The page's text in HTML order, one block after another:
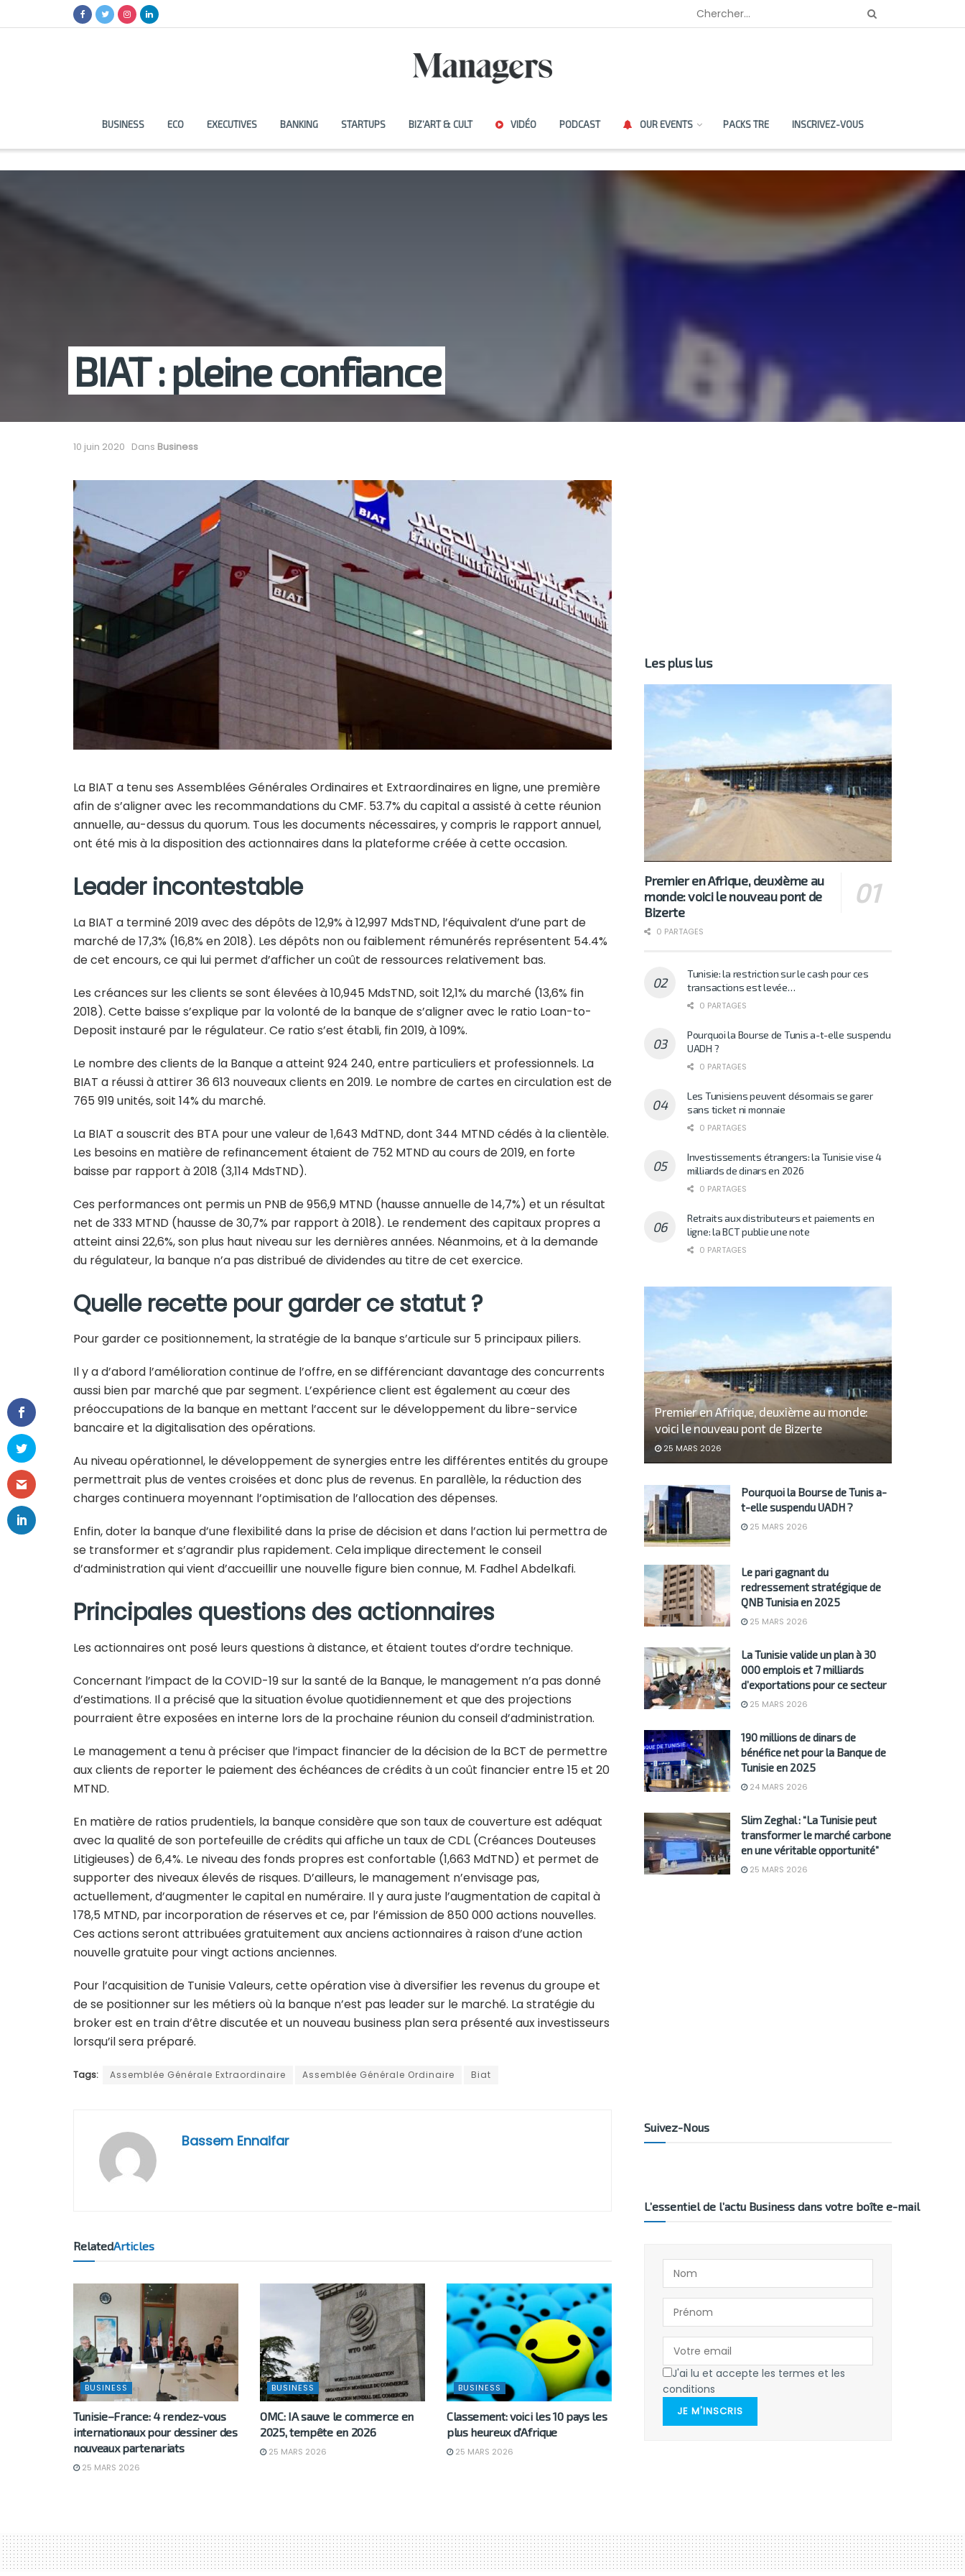
BUSINESS ECO EXECUTIVES BANKING STARTUPS BIZ’ART & CULT VIDÉO PODCAST OUR EVENTS PACKS TRE INSCRIVEZ-VOUS
BIAT : pleine confiance
10 juin 2020 Dans Business
La BIAT a tenu ses Assemblées Générales Ordinaires et Extraordinaires en ligne, une première
afin de s’aligner avec les recommandations du CMF. 53.7% du capital a assisté à cette réunion
annuelle, au-dessus du quorum. Tous les documents nécessaires, y compris le rapport annuel,
ont été mis à la disposition des actionnaires dans la plateforme créée à cette occasion.
Leader incontestable
La BIAT a terminé 2019 avec des dépôts de 12,9% à 12,997 MdsTND, l’équivalent d’une part de
marché de 17,3% (16,8% en 2018). Les dépôts non ou faiblement rémunérés représentent 54.4%
de cet encours, ce qui lui permet d’afficher un coût de ressources relativement bas.
Les créances sur les clients se sont élevées à 10,945 MdsTND, soit 12,1% du marché (13,6% fin
2018). Cette baisse s’explique par la volonté de la banque de s’aligner avec le ratio Loan-to-
Deposit instauré par le régulateur. Ce ratio s’est établi, fin 2019, à 109%.
Le nombre des clients de la Banque a atteint 924 240, entre particuliers et professionnels. La
BIAT a réussi à attirer 36 613 nouveaux clients en 2019. Le nombre de cartes en circulation est de
765 919 unités, soit 14% du marché.
La BIAT a souscrit des BTA pour une valeur de 1,643 MdTND, dont 344 MTND cédés à la clientèle.
Les besoins en matière de refinancement étaient de 752 MTND au cours de 2019, en forte
baisse par rapport à 2018 (3,114 MdsTND).
Ces performances ont permis un PNB de 956,9 MTND (hausse annuelle de 14,7%) et un résultat
net de 333 MTND (hausse de 30,7% par rapport à 2018). Le rendement des capitaux propres a
atteint ainsi 22,6%, son plus haut niveau sur les dernières années. Néanmoins, et à la demande
du régulateur, la banque n’a pas distribué de dividendes au titre de cet exercice.
Quelle recette pour garder ce statut ?
Pour garder ce positionnement, la stratégie de la banque s’articule sur 5 principaux piliers.
Il y a d’abord l’amélioration continue de l’offre, en se différenciant davantage des concurrents
aussi bien par marché que par segment. L’expérience client est également au cœur des
préoccupations de la banque en mettant l’accent sur le développement du libre-service
bancaire et la digitalisation des opérations.
Au niveau opérationnel, le développement de synergies entre les différentes entités du groupe
permettrait plus de ventes croisées et donc plus de revenus. En parallèle, la réduction des
charges continuera moyennant l’optimisation de l’allocation des dépenses.
Enfin, doter la banque d’une flexibilité dans la prise de décision et dans l’action lui permettra de
se transformer et s’agrandir plus rapidement. Cela implique directement le conseil
d’administration qui vient d’accueillir une nouvelle figure bien connue, M. Fadhel Abdelkafi.
Principales questions des actionnaires
Les actionnaires ont posé leurs questions à distance, et étaient toutes d’ordre technique.
Concernant l’impact de la COVID-19 sur la santé de la Banque, le management n’a pas donné
d’estimations. Il a précisé que la situation évolue quotidiennement et que des projections
pourraient être exposées en interne lors de la prochaine réunion du conseil d’administration.
Le management a tenu à préciser que l’impact financier de la décision de la BCT de permettre
aux clients de reporter le paiement des échéances de crédits à un coût financier entre 15 et 20
MTND.
En matière de ratios prudentiels, la banque considère que son taux de couverture est adéquat
avec la qualité de son portefeuille de crédits qui affiche un taux de CDL (Créances Douteuses
Litigieuses) de 6,4%. Le niveau des fonds propres est confortable (1,663 MdTND) et permet de
supporter des niveaux élevés de risques. D’ailleurs, le management n’envisage pas,
actuellement, d’augmenter le capital en numéraire. Il y aura juste l’augmentation de capital à
178,5 MTND, par incorporation de réserves et ce, par l’émission de 850 000 actions nouvelles.
Ces actions seront attribuées gratuitement aux anciens actionnaires à raison d’une action
nouvelle gratuite pour vingt actions anciennes.
Pour l’acquisition de Tunisie Valeurs, cette opération vise à diversifier les revenus du groupe et
de se positionner sur les métiers où la banque n’est pas leader sur le marché. La stratégie du
broker est en train d’être discutée et un nouveau business plan sera présenté aux investisseurs
lorsqu’il sera préparé.
Tags: Assemblée Générale Extraordinaire Assemblée Générale Ordinaire Biat
Bassem Ennaifar
RelatedArticles
BUSINESS
Tunisie–France: 4 rendez-vous
internationaux pour dessiner des
nouveaux partenariats
25 MARS 2026
BUSINESS
OMC: IA sauve le commerce en
2025, tempête en 2026
25 MARS 2026
BUSINESS
Classement: voici les 10 pays les
plus heureux d’Afrique
25 MARS 2026
Les plus lus
Premier en Afrique, deuxième au
monde: voici le nouveau pont de
Bizerte
0 PARTAGES
Tunisie: la restriction sur le cash pour ces
transactions est levée…
0 PARTAGES
Pourquoi la Bourse de Tunis a-t-elle suspendu
UADH ?
0 PARTAGES
Les Tunisiens peuvent désormais se garer
sans ticket ni monnaie
0 PARTAGES
Investissements étrangers: la Tunisie vise 4
milliards de dinars en 2026
0 PARTAGES
Retraits aux distributeurs et paiements en
ligne: la BCT publie une note
0 PARTAGES
Premier en Afrique, deuxième au monde:
voici le nouveau pont de Bizerte
25 MARS 2026
Pourquoi la Bourse de Tunis a-
t-elle suspendu UADH ?
25 MARS 2026
Le pari gagnant du
redressement stratégique de
QNB Tunisia en 2025
25 MARS 2026
La Tunisie valide un plan à 30
000 emplois et 7 milliards
d’exportations pour ce secteur
25 MARS 2026
190 millions de dinars de
bénéfice net pour la Banque de
Tunisie en 2025
24 MARS 2026
Slim Zeghal : “La Tunisie peut
transformer le marché carbone
en une véritable opportunité”
25 MARS 2026
Suivez-Nous
L’essentiel de l’actu Business dans votre boîte e-mail
J'ai lu et accepte les termes et les
conditions
JE M'INSCRIS